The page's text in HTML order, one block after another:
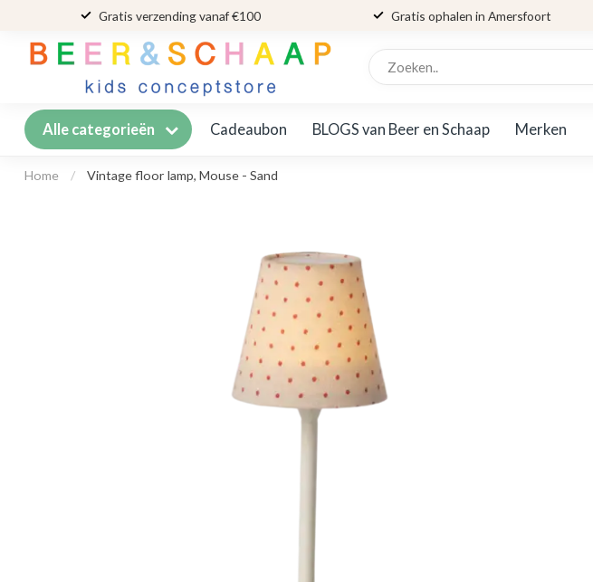
Gratis verzending vanaf €100 Gratis ophalen in Amersfoort
Alle categorieën Cadeaubon BLOGS van Beer en Schaap Merken
Home / Vintage floor lamp, Mouse - Sand